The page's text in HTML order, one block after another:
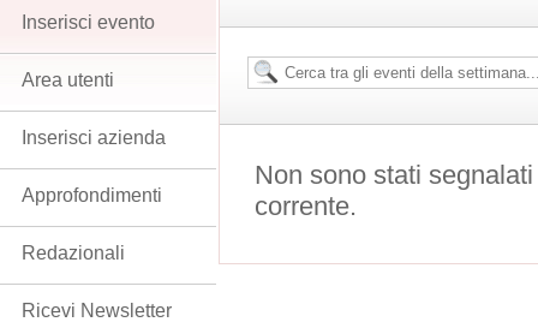
Non sono stati
corrente.
Inserisci evento
Area utenti
Inserisci azienda
Approfondimenti
Redazionali
Ricevi Newsletter